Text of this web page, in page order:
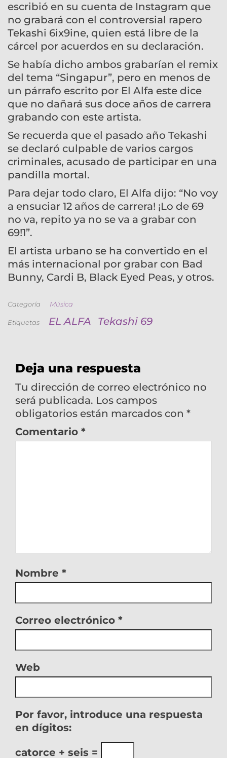
escribió en su cuenta de Instagram que
no grabará con el controversial rapero
Tekashi 6ix9ine, quien está libre de la
cárcel por acuerdos en su declaración.
Se había dicho ambos grabarían el remix
del tema “Singapur”, pero en menos de
un párrafo escrito por El Alfa este dice
que no dañará sus doce años de carrera
grabando con este artista.
Se recuerda que el pasado año Tekashi
se declaró culpable de varios cargos
criminales, acusado de participar en una
pandilla mortal.
Para dejar todo claro, El Alfa dijo: “No voy
a ensuciar 12 años de carrera! ¡Lo de 69
no va, repito ya no se va a grabar con
69!1”.
El artista urbano se ha convertido en el
más internacional por grabar con Bad
Bunny, Cardi B, Black Eyed Peas, y otros.
Categoría Música
Etiquetas EL ALFA Tekashi 69
Deja una respuesta
Tu dirección de correo electrónico no
será publicada. Los campos
obligatorios están marcados con *
Comentario *
Nombre *
Correo electrónico *
Web
Por favor, introduce una respuesta
en dígitos:
catorce + seis =